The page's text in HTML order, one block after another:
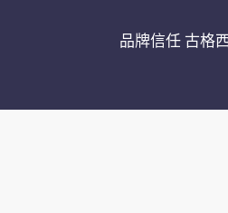
品牌信任 古格